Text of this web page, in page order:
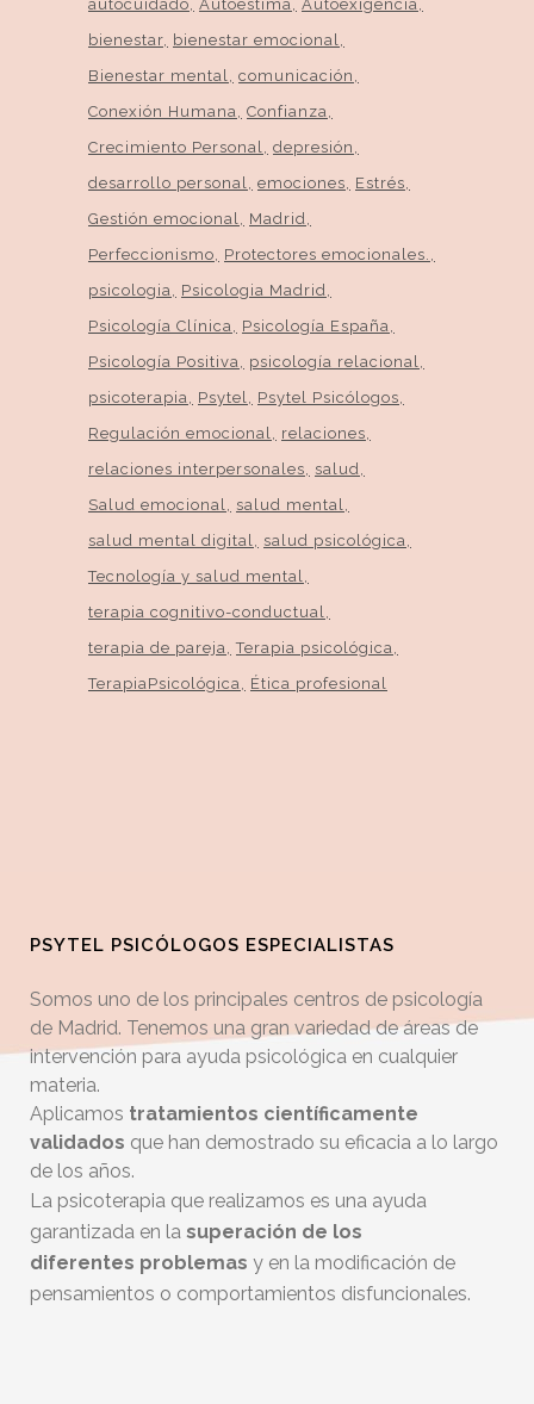
autocuidado Autoestima
Autoexigencia
bienestar bienestar emocional
Bienestar mental
comunicación
Conexión Humana
Confianza
Crecimiento Personal
depresión
desarrollo personal
emociones
Estrés
Gestión emocional
Madrid
Perfeccionismo
Protectores emocionales.
psicologia
Psicologia Madrid
Psicología Clínica
Psicología España
Psicología Positiva
psicología relacional
psicoterapia
Psytel
Psytel Psicólogos
Regulación emocional
relaciones
relaciones interpersonales
salud
Salud emocional
salud mental
salud mental digital
salud psicológica
Tecnología y salud mental
terapia cognitivo-conductual
terapia de pareja
Terapia psicológica
TerapiaPsicológica
Ética profesional
PSYTEL PSICÓLOGOS ESPECIALISTAS
Somos uno de los principales centros de psicología
de Madrid. Tenemos una gran variedad de áreas de
intervención para ayuda psicológica en cualquier
materia.
Aplicamos tratamientos científicamente
validados que han demostrado su eficacia a lo largo
de los años.
La psicoterapia que realizamos es una ayuda
garantizada en la superación de los
diferentes problemas y en la modificación de
pensamientos o comportamientos disfuncionales.